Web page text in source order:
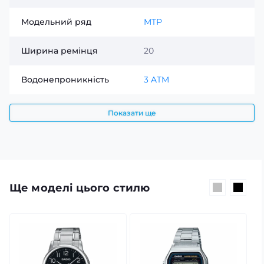
Модельний ряд MTP
Ширина ремінця 20
Водонепроникність 3 ATM
Показати ще
Ще моделі цього стилю